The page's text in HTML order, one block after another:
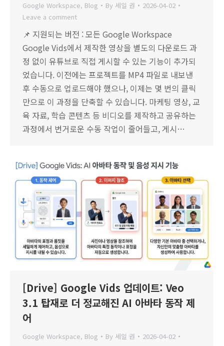
Google Workspace, Blog By 세일 권
2026-04-02
Leave a comment
📌 지원되는 버전 : 모든 Google Workspace
Google Vids에서 제작한 영상을 별도의 다운로드 과
정 없이 유튜브로 직접 게시할 수 있는 기능이 추가되
었습니다. 이전에는 프로젝트를 MP4 파일로 내보낸
후 수동으로 업로드해야 했으나, 이제는 몇 번의 클릭
만으로 이 과정을 단축할 수 있습니다. 마케팅 영상, 교
육 자료, 학습 콘텐츠 등 비디오를 제작하고 공유하는
과정에서 번거로운 수동 작업이 줄어들고, 게시…
[Drive] Google Vids 업데이트: Veo
3.1 탑재로 더 정교해진 AI 아바타 동작 제
어
Google Workspace, Blog By 세일 권
2026-04-02